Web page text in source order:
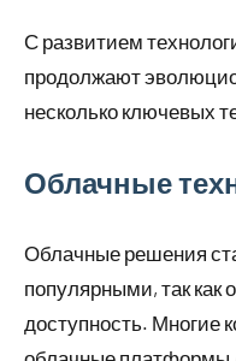
С развитием
продолжают
несколько ключевых
Облачные
Облачные решения
популярными, так как
доступность. Многие